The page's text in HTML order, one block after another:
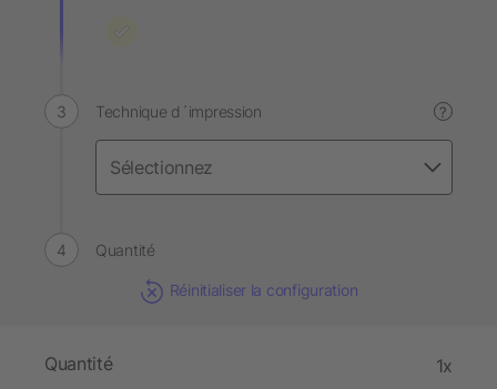
Technique d´impression ?
Quantité
Réinitialiser la configuration
Quantité 1x